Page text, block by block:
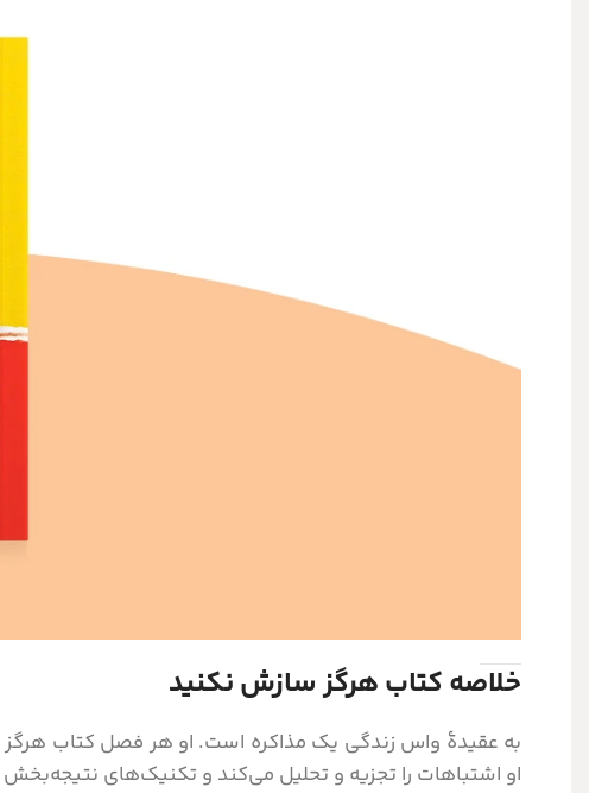
خلاصه کتاب هرگز سازش نکنید
به عقیدۀ واس زندگی یک مذاکره است. او هر فصل کتاب هرگز
او اشتباهات را تجزیه و تحلیل می‌کند و تکنیک‌های